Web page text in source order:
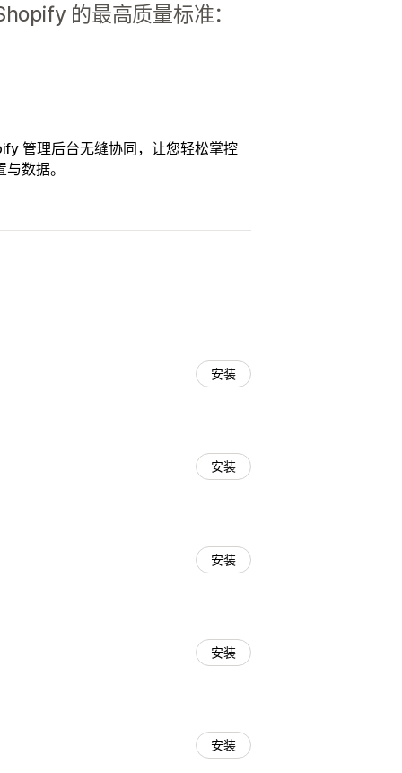
的最高质量标准：
管理后台无缝协同，让您轻松掌控
数据。
安装
安装
安装
安装
安装